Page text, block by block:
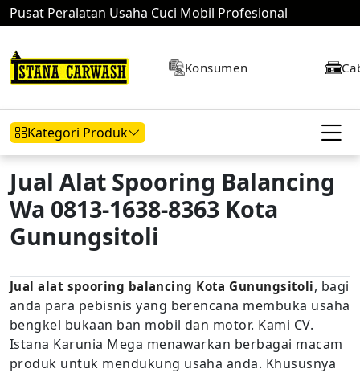
Pusat Peralatan Usaha Cuci Mobil Profesional
Konsumen
Kategori Produk
Hidrolik Mobil Hidrolik Motor Kompresor
Mesin Air
Jual Alat Spooring Balancing
Wa 0813-1638-8363 Kota
Gunungsitoli
Jual alat spooring balancing Kota Gunungsitoli, bagi
anda para pebisnis yang berencana membuka usaha
bengkel bukaan ban mobil dan motor. Kami CV.
Istana Karunia Mega menawarkan berbagai macam
produk untuk mendukung usaha anda. Khususnya